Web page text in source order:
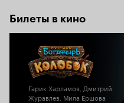
Билеты в кино
Гарик Харламов, Дмитрий
Журавлев, Мила Ершова